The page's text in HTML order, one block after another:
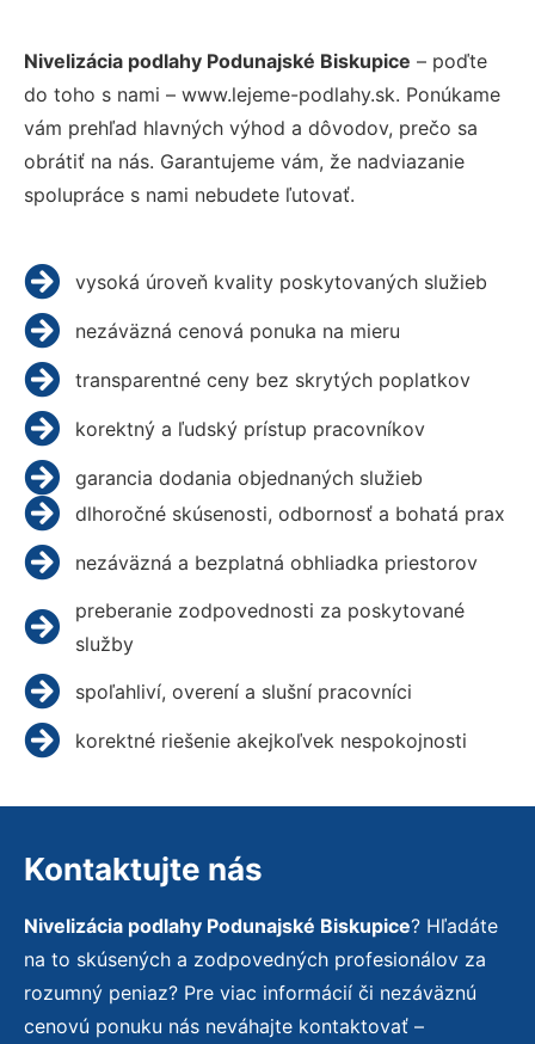
Nivelizácia podlahy Podunajské Biskupice – poďte
do toho s nami – www.lejeme-podlahy.sk. Ponúkame
vám prehľad hlavných výhod a dôvodov, prečo sa
obrátiť na nás. Garantujeme vám, že nadviazanie
spolupráce s nami nebudete ľutovať.
vysoká úroveň kvality poskytovaných služieb
nezáväzná cenová ponuka na mieru
transparentné ceny bez skrytých poplatkov
korektný a ľudský prístup pracovníkov
garancia dodania objednaných služieb
dlhoročné skúsenosti, odbornosť a bohatá prax
nezáväzná a bezplatná obhliadka priestorov
preberanie zodpovednosti za poskytované
služby
spoľahliví, overení a slušní pracovníci
korektné riešenie akejkoľvek nespokojnosti
Kontaktujte nás
Nivelizácia podlahy Podunajské Biskupice? Hľadáte
na to skúsených a zodpovedných profesionálov za
rozumný peniaz? Pre viac informácií či nezáväznú
cenovú ponuku nás neváhajte kontaktovať –